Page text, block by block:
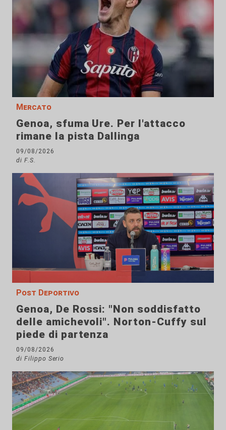
Mercato
Genoa, sfuma Ure. Per l'attacco
rimane la pista Dallinga
09/08/2026
di F.S.
Post Deportivo
Genoa, De Rossi: "Non soddisfatto
delle amichevoli". Norton-Cuffy sul
piede di partenza
09/08/2026
di Filippo Serio